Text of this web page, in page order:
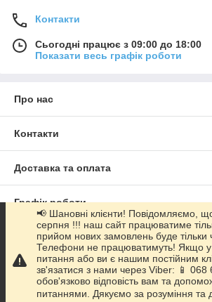
Контакти
Сьогодні працює з 09:00 до 18:00
Показати весь графік роботи
Про нас
Контакти
Доставка та оплата
Графік роботи
Повна версія сайту
Сайт створено на маркетплейсі
📢 Шановні клієнти! Повідомляємо,
серпня !!! наш сайт працюватиме
прийом нових замовлень буде тільки
Телефони не працюватимуть! Якщо у
питання або ви є нашим постійним
зв'язатися з нами через Viber: 📱
обов'язково відповість вам та
питаннями. Дякуємо за розуміння та